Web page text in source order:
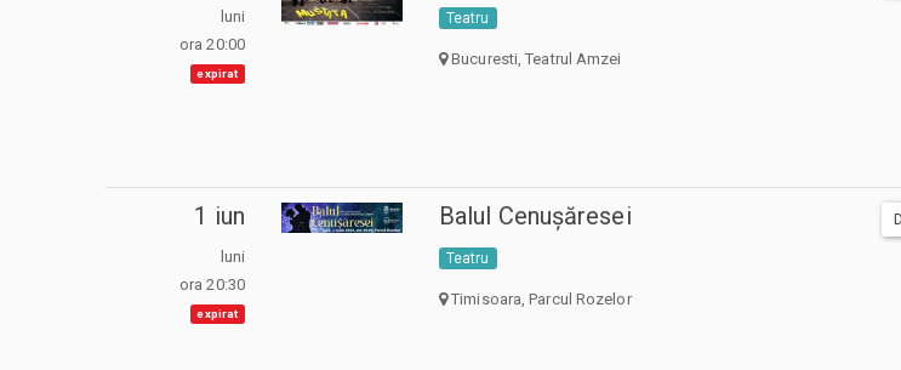
luni
ora 20:00
expirat
Teatru
Bucuresti, Teatrul Amzei
1 iun
luni
ora 20:30
expirat
Balul Cenușăresei
Teatru
Timisoara, Parcul Rozelor